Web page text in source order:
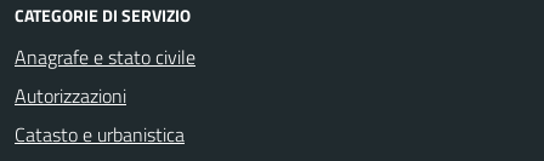
CATEGORIE DI SERVIZIO
Anagrafe e stato civile
Autorizzazioni
Catasto e urbanistica